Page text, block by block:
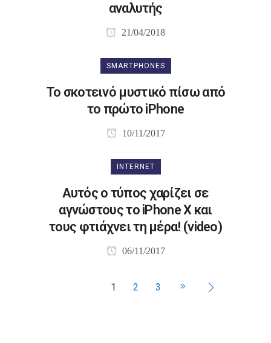
αναλυτής
21/04/2018
SMARTPHONES
Το σκοτεινό μυστικό πίσω από
το πρώτο iPhone
10/11/2017
INTERNET
Αυτός ο τύπος χαρίζει σε
αγνώστους το iPhone X και
τους φτιάχνει τη μέρα! (video)
06/11/2017
1 2 3